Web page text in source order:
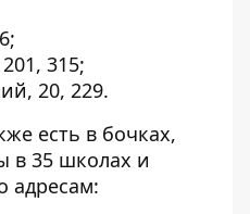
315;
20, 229.
есть в бочках,
в 35 школах и
адресам: